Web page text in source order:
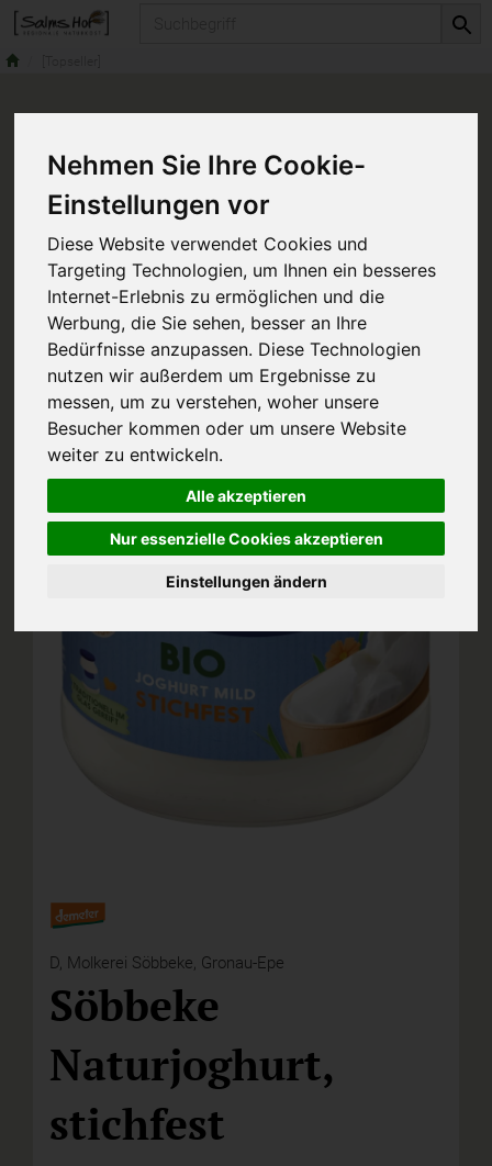
Nehmen Sie Ihre Cookie-
Einstellungen vor
Diese Website verwendet Cookies und
Targeting Technologien, um Ihnen ein besseres
Internet-Erlebnis zu ermöglichen und die
Werbung, die Sie sehen, besser an Ihre
Bedürfnisse anzupassen. Diese Technologien
nutzen wir außerdem um Ergebnisse zu
messen, um zu verstehen, woher unsere
Besucher kommen oder um unsere Website
weiter zu entwickeln.
Alle akzeptieren
Nur essenzielle Cookies akzeptieren
Einstellungen ändern
D, Molkerei Söbbeke, Gronau-Epe
Söbbeke
Naturjoghurt,
stichfest